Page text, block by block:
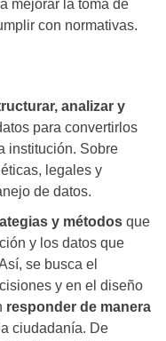
mejorar la toma de
con normativas.
analizar y
para convertirlos
institución. Sobre
éticas, legales y
de datos.
y métodos que
y los datos que
se busca el
y en el diseño
responder de manera
ciudadanía. De